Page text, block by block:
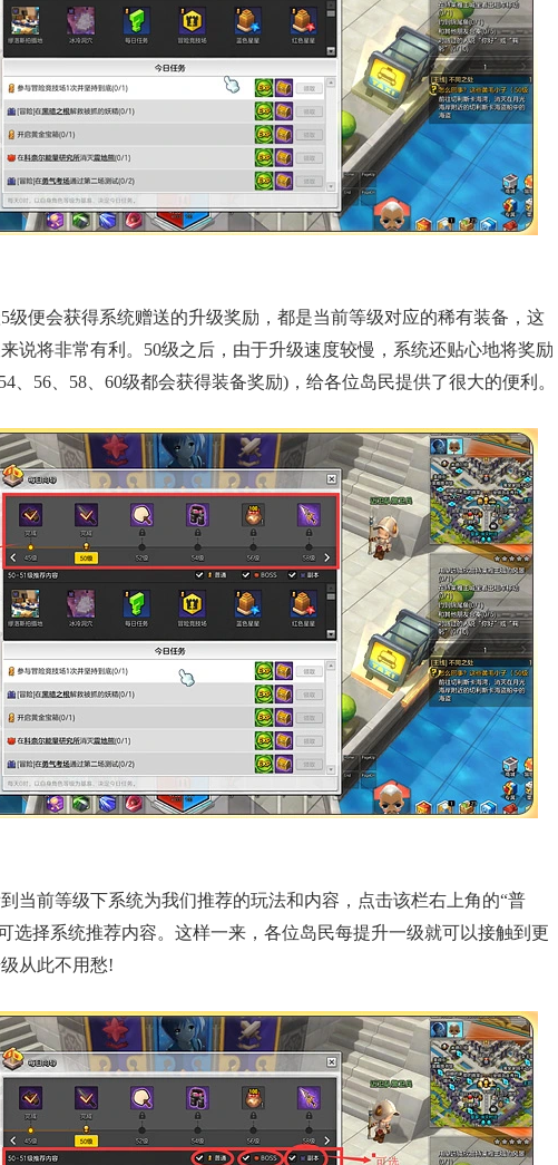
级便会获得系统赠送的升级奖励，都是当前等级对应的稀有装备，这
说将非常有利。50级之后，由于升级速度较慢，系统还贴心地将奖励
、56、58、60级都会获得装备奖励)，给各位岛民提供了很大的便利。
当前等级下系统为我们推荐的玩法和内容，点击该栏右上角的“普
选择系统推荐内容。这样一来，各位岛民每提升一级就可以接触到更
从此不用愁!